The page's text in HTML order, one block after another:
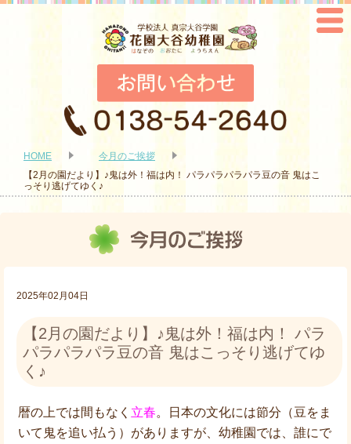
HOME
今月のご挨拶
【2月の園だより】♪鬼は外！福は内！ パラパラパラパラ豆の音 鬼はこ
っそり逃げてゆく♪
2025年02月04日
【2月の園だより】♪鬼は外！福は内！ パラ
パラパラパラ豆の音 鬼はこっそり逃げてゆ
く♪
暦の上では間もなく 立春。日本の文化には節分（豆をま
いて鬼を追い払う）がありますが、幼稚園では、誰にで